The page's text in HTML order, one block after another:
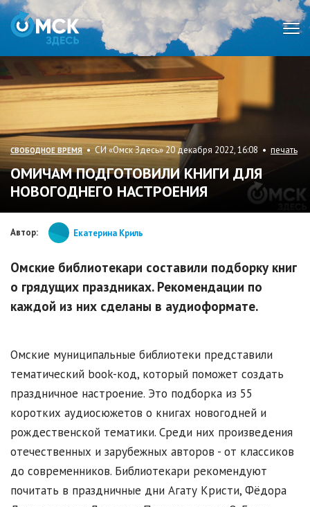
СВОБОДНОЕ ВРЕМЯ • СИ «Омск Здесь» 20 декабря 2022, 16:08 • печать
ОМИЧАМ ПОДГОТОВИЛИ КНИГИ ДЛЯ
НОВОГОДНЕГО НАСТРОЕНИЯ
Автор: Екатерина Криль
Омские библиотекари составили подборку книг
о грядущих праздниках. Рекомендации по
каждой из них сделаны в аудиоформате.
Омские муниципальные библиотеки представили
тематический book-код, который поможет создать
праздничное настроение. Это подборка из 55
коротких аудиосюжетов о книгах новогодней и
рождественской тематики. Среди них произведения
отечественных и зарубежных авторов - от классиков
до современников. Библиотекари рекомендуют
почитать в праздничные дни Агату Кристи, Фёдора